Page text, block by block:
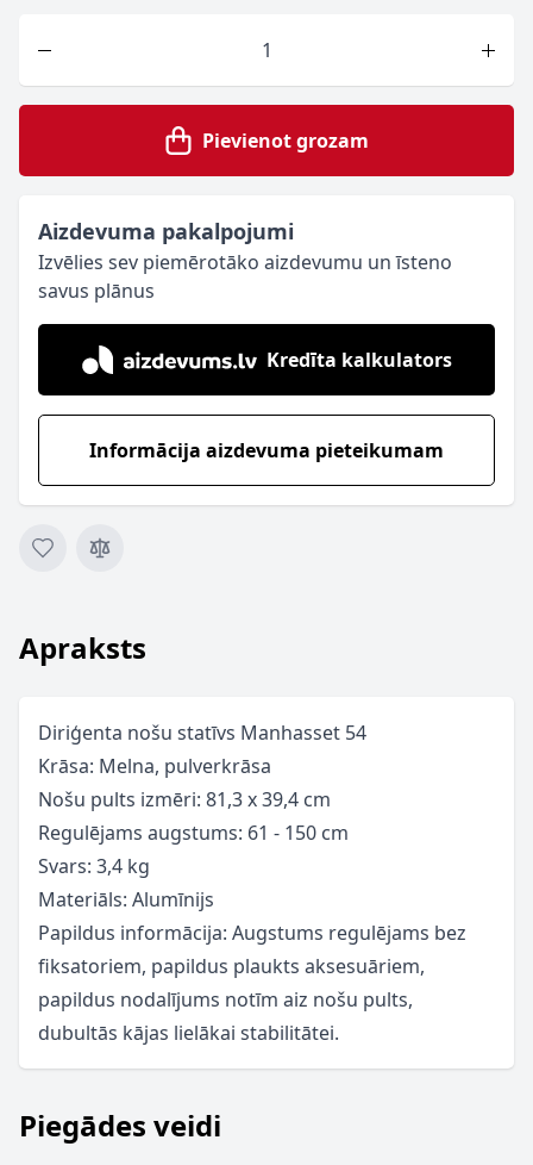
Pievienot grozam
Aizdevuma pakalpojumi
Izvēlies sev piemērotāko aizdevumu un īsteno
savus plānus
Kredīta kalkulators
Informācija aizdevuma pieteikumam
Apraksts
Diriģenta nošu statīvs Manhasset 54
Krāsa: Melna, pulverkrāsa
Nošu pults izmēri: 81,3 x 39,4 cm
Regulējams augstums: 61 - 150 cm
Svars: 3,4 kg
Materiāls: Alumīnijs
Papildus informācija: Augstums regulējams bez
fiksatoriem, papildus plaukts aksesuāriem,
papildus nodalījums notīm aiz nošu pults,
dubultās kājas lielākai stabilitātei.
Piegādes veidi